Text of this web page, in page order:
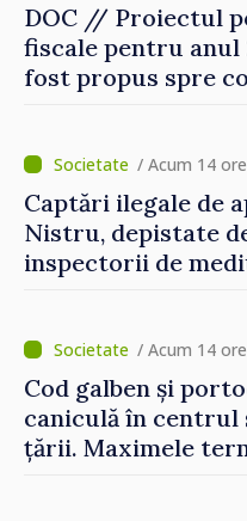
DOC // Proiectul
fiscale pentru anul
fost propus spre
/ Acum 14 ore
Captări ilegale de
Nistru, depistate
inspectorii de
/ Acum 14 ore
Cod galben și
caniculă în centrul
țării. Maximele